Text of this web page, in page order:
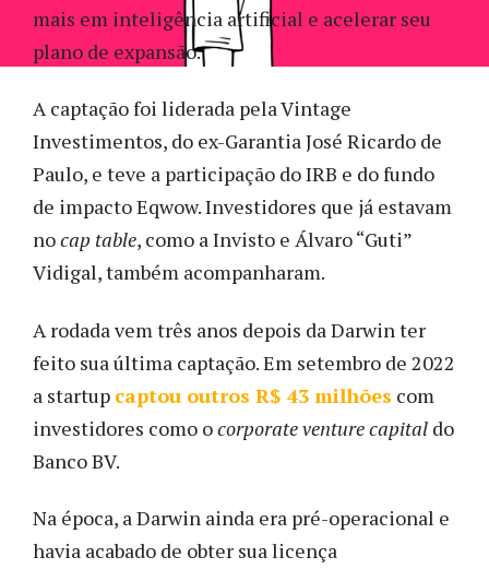
mais em inteligência artificial e acelerar seu
plano de expansão.
A captação foi liderada pela Vintage
Investimentos, do ex-Garantia José Ricardo de
Paulo, e teve a participação do IRB e do fundo
de impacto Eqwow. Investidores que já estavam
nocap table, como a Invisto e Álvaro “Guti”
Vidigal, também acompanharam.
A rodada vem três anos depois da Darwin ter
feito sua última captação. Em setembro de 2022
a startup captou outros R$ 43 milhões com
investidores como ocorporate venture capital do
Banco BV.
Na época, a Darwin ainda era pré-operacional e
havia acabado de obter sua licença